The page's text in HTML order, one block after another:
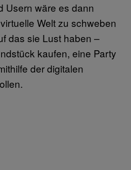
Usern wäre es dann
Welt zu schweben
das sie Lust haben –
kaufen, eine Party
der digitalen